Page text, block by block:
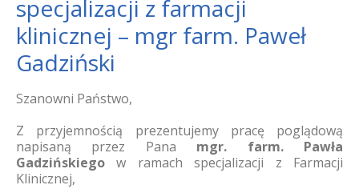
specjalizacji z farmacji
klinicznej – mgr farm. Paweł
Gadziński
Szanowni Państwo,
Z przyjemnością prezentujemy pracę poglądową
napisaną przez Pana mgr. farm. Pawła
Gadzińskiego w ramach specjalizacji z Farmacji
Klinicznej,